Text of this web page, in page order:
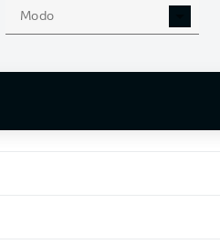
Modo